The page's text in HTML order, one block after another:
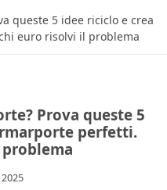
queste 5 idee riciclo e crea
euro risolvi il problema
Prova queste 5
perfetti.